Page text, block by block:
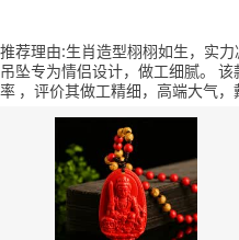
推荐理由:生肖造型栩栩如生，实
吊坠专为情侣设计，做工细腻。 该
率 ，评价其做工精细，高端大气，